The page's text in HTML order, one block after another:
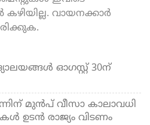
വായനക്കാർ
ഓഗസ്റ്റ് 30ന്
മുൻപ് വീസാ കാലാവധി
ഉടൻ രാജ്യം വിടണം